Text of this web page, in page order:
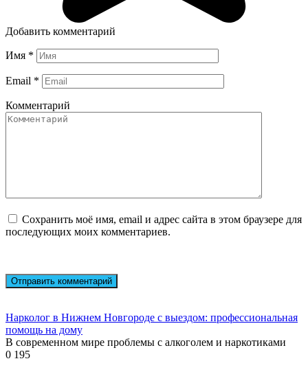
Добавить комментарий
Имя *
Email *
Комментарий
Сохранить моё имя, email и адрес сайта в этом браузере для
последующих моих комментариев.
Нарколог в Нижнем Новгороде с выездом: профессиональная
помощь на дому
В современном мире проблемы с алкоголем и наркотиками
0 195